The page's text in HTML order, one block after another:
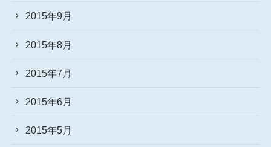
2015年9月
2015年8月
2015年7月
2015年6月
2015年5月